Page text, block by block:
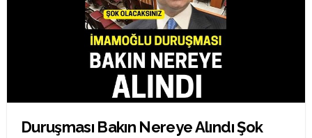
Duruşması Bakın Nereye Alındı Şok